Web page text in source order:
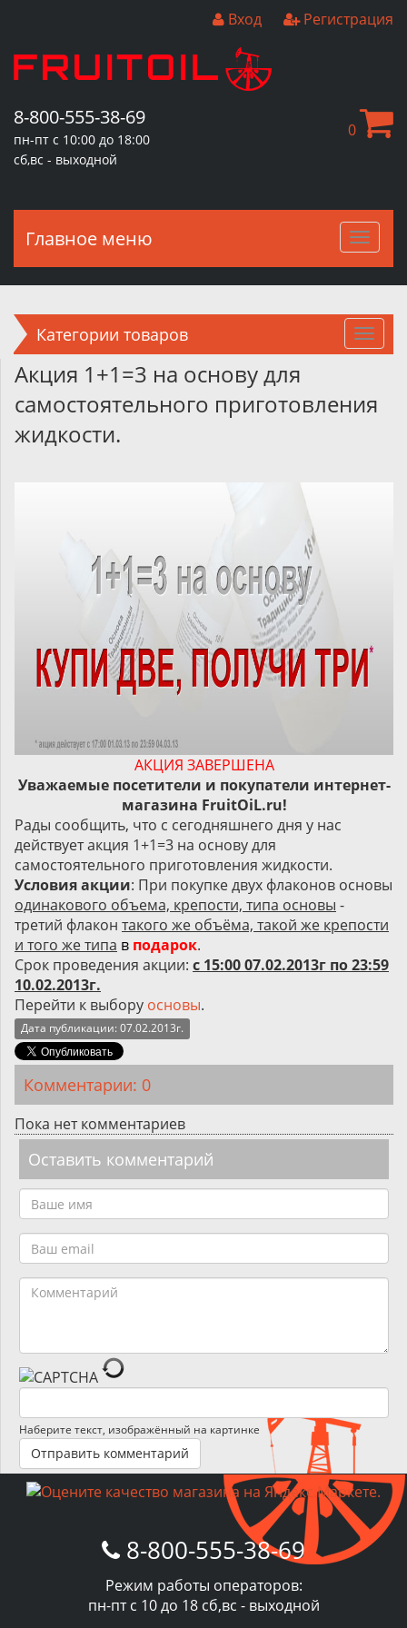
Вход Регистрация
8-800-555-38-69
пн-пт с 10:00 до 18:00
сб,вс - выходной
0
Главное меню
Категории товаров
Акция 1+1=3 на основу для
самостоятельного приготовления
жидкости.
АКЦИЯ ЗАВЕРШЕНА
Уважаемые посетители и покупатели интернет-
магазина FruitOiL.ru!
Рады сообщить, что с сегодняшнего дня у нас
действует акция 1+1=3 на основу для
самостоятельного приготовления жидкости.
Условия акции: При покупке двух флаконов основы
одинакового объема, крепости, типа основы -
третий флакон такого же объёма, такой же крепости
и того же типа в подарок.
Срок проведения акции: с 15:00 07.02.2013г по 23:59
10.02.2013г.
Перейти к выбору основы.
Дата публикации: 07.02.2013г.
Комментарии: 0
Пока нет комментариев
Оставить комментарий
Наберите текст, изображённый на картинке
8-800-555-38-69
Режим работы операторов:
пн-пт с 10 до 18 сб,вс - выходной